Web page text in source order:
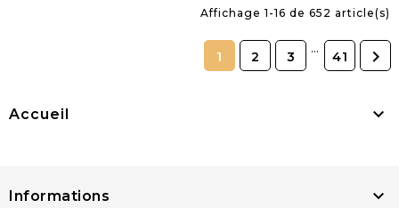
Affichage 1-16 de 652 article(s)
1 2 3
…
41 
Accueil 
Informations 